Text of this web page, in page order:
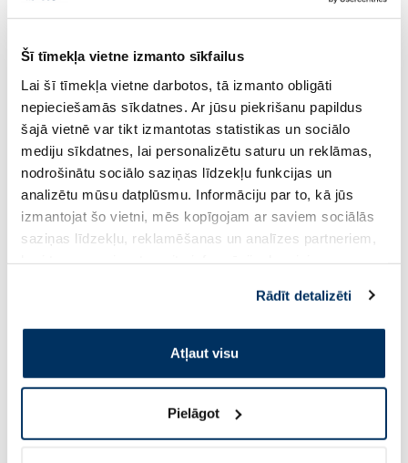
Šī tīmekļa vietne izmanto sīkfailus
Lai šī tīmekļa vietne darbotos, tā izmanto obligāti
nepieciešamās sīkdatnes. Ar jūsu piekrišanu papildus
šajā vietnē var tikt izmantotas statistikas un sociālo
mediju sīkdatnes, lai personalizētu saturu un reklāmas,
nodrošinātu sociālo saziņas līdzekļu funkcijas un
analizētu mūsu datplūsmu. Informāciju par to, kā jūs
izmantojat šo vietni, mēs kopīgojam ar saviem sociālās
saziņas līdzekļu, reklamēšanas un analīzes partneriem,
pakalpojumus. Ja piekrītat šo papildu sīkdatņu
izmantošanai, lūdzu, atzīmējiet savu izvēli:
Rādīt detalizēti
Atļaut visu
Pielāgot
Uztura bagātinātājs
LYSI Omega - 3 Vitamin D3
kapsulas, 120 gab.
15.27 € 23.49 €
Pirkt
Standarta cena: 23.49 €
LYSI Omega-3
kapsulas, 120 gab.
28.92 €
Standarta cena: 44.49 €
Saules aizsardzībai vasarā ☀️
Vairāk...
-60% -60%